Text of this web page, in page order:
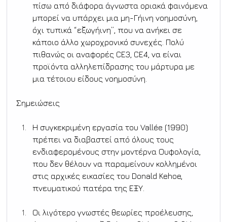
πίσω από διάφορα άγνωστα οριακά φαινόμενα
μπορεί να υπάρχει μια μη-Γήινη νοημοσύνη,
όχι τυπικά “εξωγήινη”, που να ανήκει σε
κάποιο άλλο χωροχρονικό συνεχές. Πολύ
πιθανώς οι αναφορές CE3, CE4, να είναι
προϊόντα αλληλεπίδρασης του μάρτυρα με
μια τέτοιου είδους νοημοσύνη.
Σημειώσεις
H συγκεκριμένη εργασία του Vallée (1990)
πρέπει να διαβαστεί από όλους τους
ενδιαφερομένους στην μοντέρνα Ουφολογία,
που δεν θέλουν να παραμείνουν κολλημένοι
στις αρχικές εικασίες του Donald Kehoe,
πνευματικού πατέρα της ΕΞΥ.
Οι λιγότερο γνωστές θεωρίες προέλευσης,